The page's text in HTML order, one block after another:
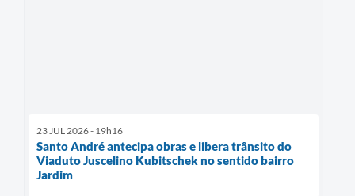
23 JUL 2026 - 19h16
Santo André antecipa obras e libera trânsito do
Viaduto Juscelino Kubitschek no sentido bairro
Jardim